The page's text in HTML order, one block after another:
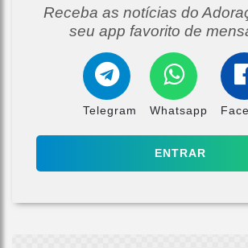
Receba as notícias do
seu app favorito de
Telegram Whatsapp
ENTRAR